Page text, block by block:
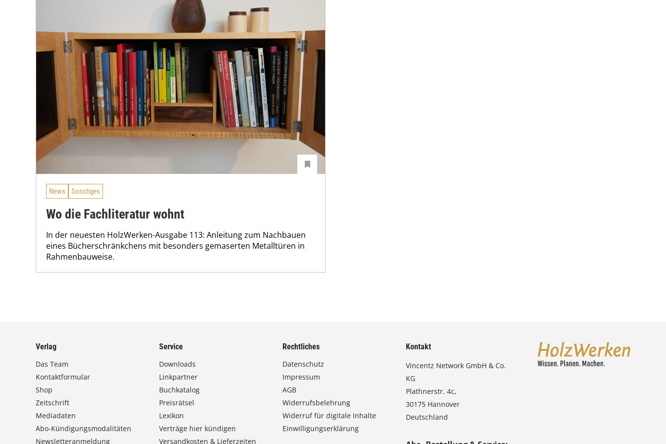
News Sonstiges
Wo die Fachliteratur wohnt
In der neuesten HolzWerken-Ausgabe 113: Anleitung zum Nachbauen
eines Bücherschränkchens mit besonders gemaserten Metalltüren in
Rahmenbauweise.
Verlag
Das Team
Kontaktformular
Shop
Zeitschrift
Mediadaten
Abo-Kündigungsmodalitäten
Newsletteranmeldung
Service
Downloads
Linkpartner
Buchkatalog
Preisrätsel
Lexikon
Verträge hier kündigen
Versandkosten & Lieferzeiten
Rechtliches
Datenschutz
Impressum
AGB
Widerrufsbelehrung
Widerruf für digitale Inhalte
Einwilligungserklärung
Kontakt
Vincentz Network GmbH & Co.
KG
Plathnerstr. 4c,
30175 Hannover
Deutschland